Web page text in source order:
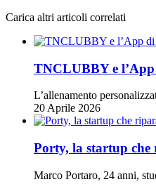
Carica altri articoli correlati
TNCLUBBY e
L’allenamento
20 Aprile 2026
Porty, la startup
Marco Portaro, 24 anni,